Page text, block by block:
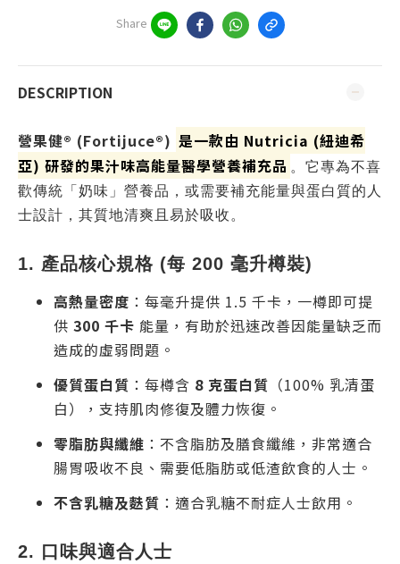
Share
DESCRIPTION
營果健® (Fortijuce®) 是一款由 Nutricia (紐迪希
亞) 研發的果汁味高能量醫學營養補充品 。它專為不喜
歡傳統「奶味」營養品，或需要補充能量與蛋白質的人
士設計，其質地清爽且易於吸收。
1. 產品核心規格 (每 200 毫升樽裝)
高熱量密度 ：每毫升提供 1.5 千卡，一樽即可提
供 300 千卡 能量，有助於迅速改善因能量缺乏而
造成的虛弱問題。
優質蛋白質 ：每樽含 8 克蛋白質 （100% 乳清蛋
白），支持肌肉修復及體力恢復。
零脂肪與纖維 ：不含脂肪及膳食纖維，非常適合
腸胃吸收不良、需要低脂肪或低渣飲食的人士。
不含乳糖及麩質 ：適合乳糖不耐症人士飲用。
2. 口味與適合人士